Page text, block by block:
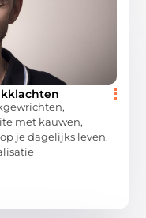
met kauwen,
je dagelijks leven.